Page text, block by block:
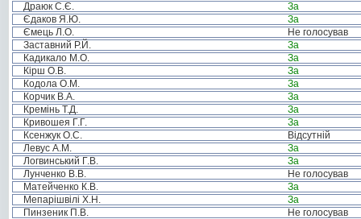
Драюк С.Є.
За
Єдаков Я.Ю.
За
Ємець Л.О.
Не голосував
Заставний Р.Й.
За
Кадикало М.О.
За
Кірш О.В.
За
Кодола О.М.
За
Корчик В.А.
За
Кремінь Т.Д.
За
Кривошея Г.Г.
За
Ксенжук О.С.
Відсутній
Левус А.М.
За
Логвинський Г.В.
За
Лунченко В.В.
Не голосував
Матейченко К.В.
За
Мепарішвілі Х.Н.
За
Пинзеник П.В.
Не голосував